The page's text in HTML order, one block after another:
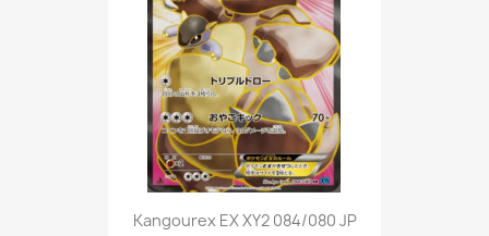
Kangourex EX XY2 084/080 JP